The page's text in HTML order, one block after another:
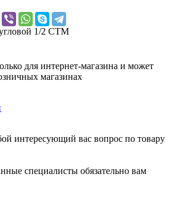
1/2 СТМ
для интернет-магазина и может
магазинах
интересующий вас вопрос по товару
специалисты обязательно вам